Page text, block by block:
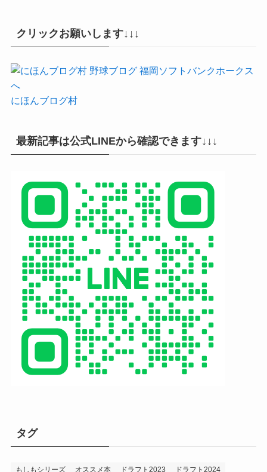
クリックお願いします↓↓↓
にほんブログ村
最新記事は公式LINEから確認できます↓↓↓
タグ
もしもシリーズ オススメ本 ドラフト2023 ドラフト2024